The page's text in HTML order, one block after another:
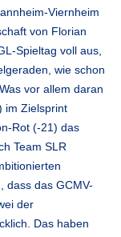
Viernheim
von Florian
Spieltag voll aus,
wie schon
vor allem daran
im Zielsprint
Rot (-21) das
Team SLR
dass das GCMV-
der
Das haben